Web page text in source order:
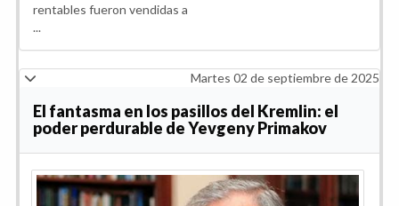
rentables fueron vendidas a
...
Martes 02 de septiembre de 2025
El fantasma en los pasillos del Kremlin: el
poder perdurable de Yevgeny Primakov